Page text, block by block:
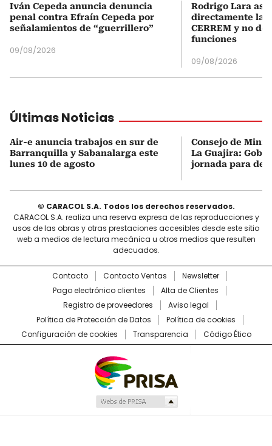
Iván Cepeda anuncia denuncia
penal contra Efraín Cepeda por
señalamientos de “guerrillero”
09/08/2026
Rodrigo Lara
directamente la
CERREM y no
funciones
09/08/2026
Últimas Noticias
Air-e anuncia trabajos en sur de
Barranquilla y Sabanalarga este
lunes 10 de agosto
Consejo de
La Guajira:
jornada para
© CARACOL S.A. Todos los derechos reservados.
CARACOL S.A. realiza una reserva expresa de las reproducciones y
usos de las obras y otras prestaciones accesibles desde este sitio
web a medios de lectura mecánica u otros medios que resulten
adecuados.
Contacto Contacto Ventas
Newsletter
Pago electrónico clientes
Alta de Clientes
Registro de proveedores
Aviso legal
Política de Protección de Datos
Política de cookies
Configuración de cookies
Transparencia Código Ético